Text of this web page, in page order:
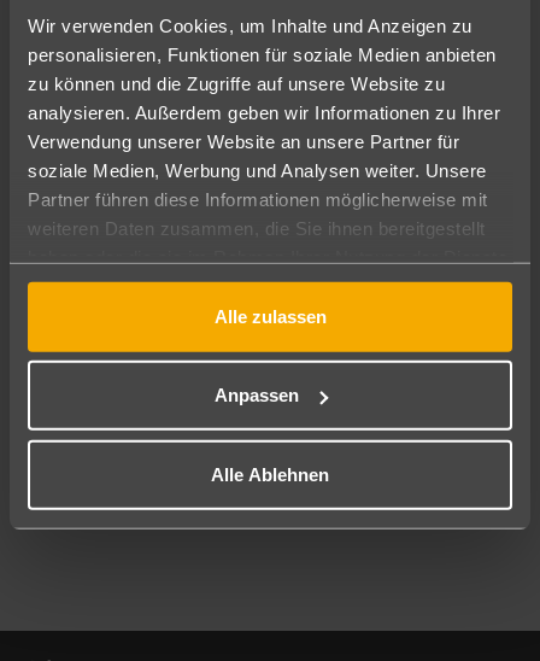
Wir verwenden Cookies, um Inhalte und Anzeigen zu
personalisieren, Funktionen für soziale Medien anbieten
zu können und die Zugriffe auf unsere Website zu
analysieren. Außerdem geben wir Informationen zu Ihrer
Verwendung unserer Website an unsere Partner für
soziale Medien, Werbung und Analysen weiter. Unsere
Partner führen diese Informationen möglicherweise mit
weiteren Daten zusammen, die Sie ihnen bereitgestellt
gesammelt haben.
Alle zulassen
Anpassen
Alle Ablehnen
Ändere die Kriterien nach deinen Wünschen
Pauschal Nur Hotel
Abflughafen
Alle Abflughäfen
10.08.26–08.08.27 7-21 Nächte
Mehr Filter anzeigen